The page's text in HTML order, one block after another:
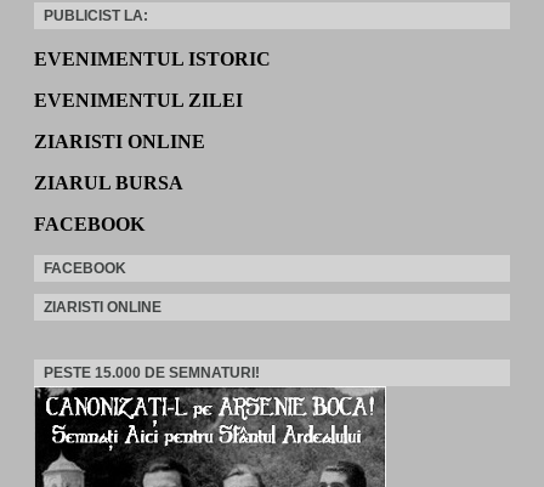
PUBLICIST LA:
EVENIMENTUL ISTORIC
EVENIMENTUL ZILEI
ZIARISTI ONLINE
ZIARUL BURSA
FACEBOOK
FACEBOOK
ZIARISTI ONLINE
PESTE 15.000 DE SEMNATURI!